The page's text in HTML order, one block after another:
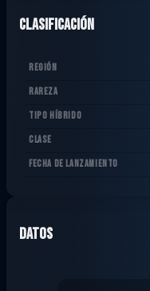
Clasificación
REGIÓN
RAREZA
TIPO HÍBRIDO
CLASE
FECHA DE LANZAMIENTO
Datos